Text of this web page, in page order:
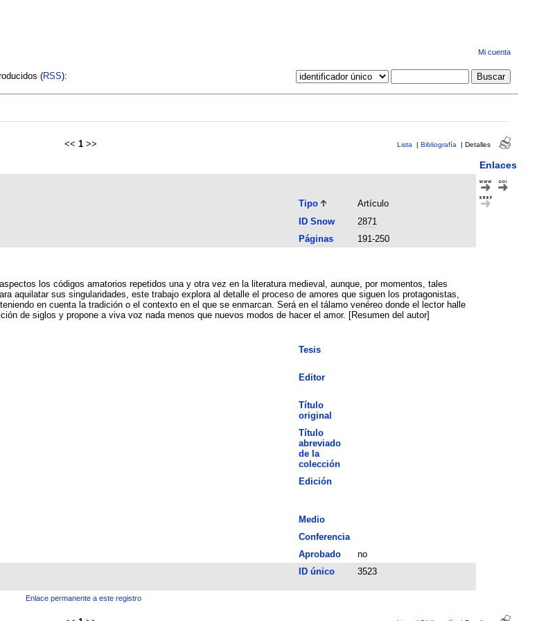
Mi cuenta
(RSS):
<< 1 >> Lista | Bibliografía | Detalles
Enlaces
Tipo
Artículo
ID Snow
2871
Páginas
191-250
medieval, aunque, por momentos, tales
aquilatar sus singularidades, este trabajo explora al detalle el proceso de amores que siguen los protagonistas,
en cuenta la tradición o el contexto en el que se enmarcan. Será en el tálamo venéreo donde el lector halle
de siglos y propone a viva voz nada menos que nuevos modos de hacer el amor. [Resumen del autor]
Tesis
Editor
Título
original
Título
abreviado
de la
colección
Edición
Medio
Conferencia
Aprobado
no
ID único 3523
Enlace permanente a este registro